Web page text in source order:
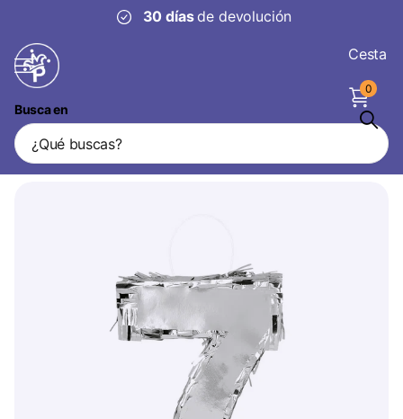
30 díasde devolución
Busca en
Cesta
0
7 Años Piñata Plata
Vendedor Boland